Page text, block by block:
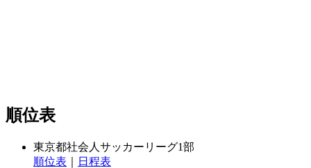
順位表
東京都社会人サッカーリーグ1部
順位表
日程表